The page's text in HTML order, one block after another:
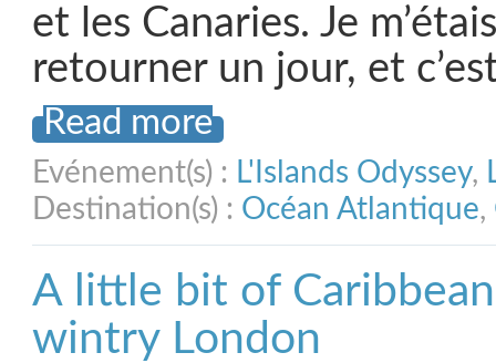
et les Canaries. Je
retourner un jour, et
Read more
Evénement(s) : L'Islands Odyssey,
Destination(s) : Océan Atlantique,
A little bit of
wintry London